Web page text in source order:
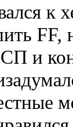
к
FF,
и